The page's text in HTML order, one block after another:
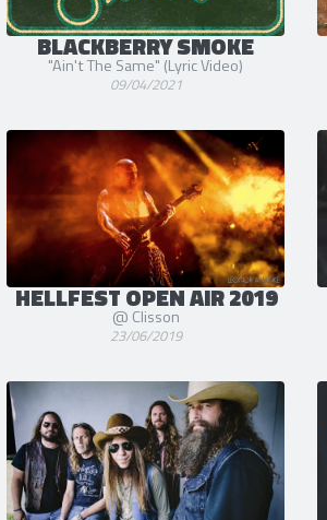
BLACKBERRY SMOKE
"Ain't The Same" (Lyric Video)
09/04/2021
HELLFEST OPEN AIR 2019
@ Clisson
23/06/2019